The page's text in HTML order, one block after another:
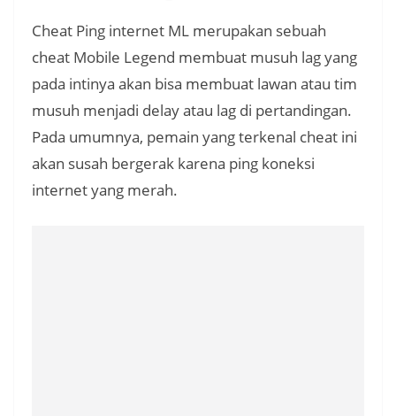
Cheat Ping internet ML merupakan sebuah
cheat Mobile Legend membuat musuh lag yang
pada intinya akan bisa membuat lawan atau tim
musuh menjadi delay atau lag di pertandingan.
Pada umumnya, pemain yang terkenal cheat ini
akan susah bergerak karena ping koneksi
internet yang merah.